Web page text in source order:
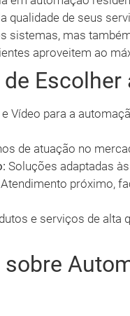
qualidade de seus
sistemas, mas
aproveitem ao
Escolher
Vídeo para a
de atuação no
Soluções adaptadas
Atendimento próximo,
e serviços de alta